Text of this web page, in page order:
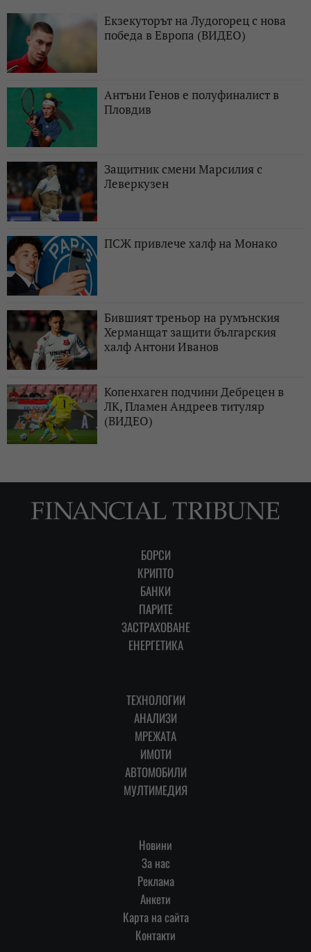
Екзекуторът на Лудогорец с нова
победа в Европа (ВИДЕО)
Антъни Генов е полуфиналист в
Пловдив
Защитник смени Марсилия с
Леверкузен
ПСЖ привлече халф на Монако
Бившият треньор на румънския
Херманщат защити българския
халф Антони Иванов
Копенхаген подчини Дебрецен в
ЛК, Пламен Андреев титуляр
(ВИДЕО)
БОРСИ
КРИПТО
БАНКИ
ПАРИТЕ
ЗАСТРАХОВАНЕ
ЕНЕРГЕТИКА
ТЕХНОЛОГИИ
АНАЛИЗИ
МРЕЖАТА
ИМОТИ
АВТОМОБИЛИ
МУЛТИМЕДИЯ
Новини
За нас
Реклама
Анкети
Карта на сайта
Контакти